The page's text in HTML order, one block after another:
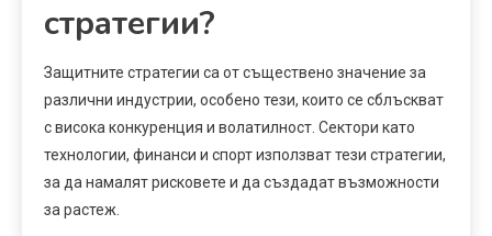
стратегии?
Защитните стратегии са от съществено значение за
различни индустрии, особено тези, които се сблъскват
с висока конкуренция и волатилност. Сектори като
технологии, финанси и спорт използват тези стратегии,
за да намалят рисковете и да създадат възможности
за растеж.